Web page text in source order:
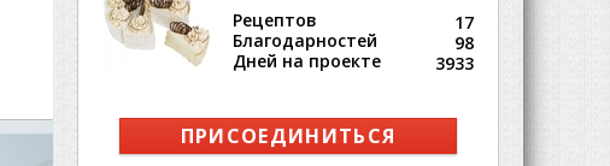
Рецептов 17
Благодарностей 98
Дней на проекте 3933
ПРИСОЕДИНИТЬСЯ